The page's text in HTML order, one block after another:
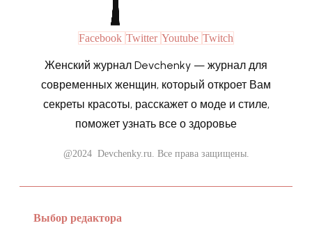
Facebook Twitter Youtube Twitch
Женский журнал Devchenky — журнал для
современных женщин, который откроет Вам
секреты красоты, расскажет о моде и стиле,
поможет узнать все о здоровье
@2024 Devchenky.ru. Все права защищены.
Выбор редактора